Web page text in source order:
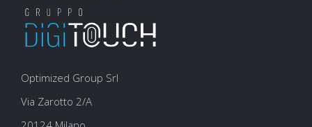
Optimized Group Srl
Via Zarotto 2/A